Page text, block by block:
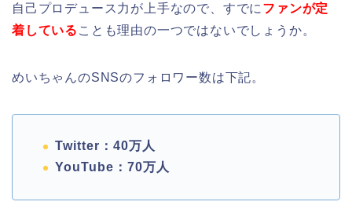
自己プロデュース力が上手なので、すでにファンが定
着している ことも理由の一つではないでしょうか。
めいちゃんのSNSのフォロワー数は下記。
Twitter：40万人
YouTube：70万人